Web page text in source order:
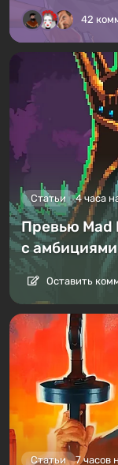
42
Статьи 4 часа
Превью Mad
с
Оставить
Статьи 7 часов